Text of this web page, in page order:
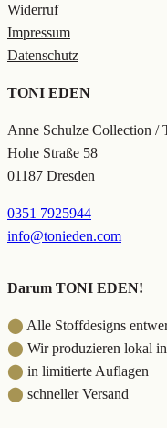
Widerruf
Impressum
Datenschutz
TONI EDEN
Anne Schulze Collection /
Hohe Straße 58
01187 Dresden
0351 7925944
info@tonieden.com
Darum TONI EDEN!
⬤ Alle Stoffdesigns
⬤ Wir produzieren lokal
⬤ in limitierte Auflagen
⬤ schneller Versand